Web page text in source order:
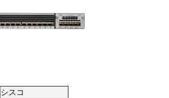
シスコ